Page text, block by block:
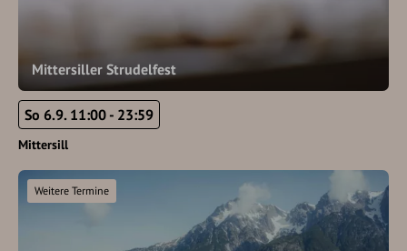
Mittersiller Strudelfest
So 6.9. 11:00 - 23:59
Mittersill
Weitere Termine